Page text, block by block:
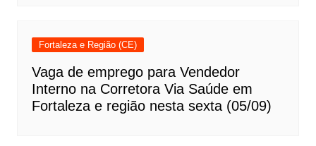
Fortaleza e Região (CE)
Vaga de emprego para Vendedor
Interno na Corretora Via Saúde em
Fortaleza e região nesta sexta (05/09)